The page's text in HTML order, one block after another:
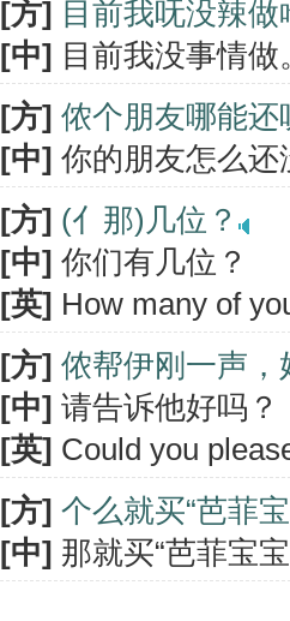
[方] 目前我呒没辣做
[中] 目前我没事情做
[方] 侬个朋友哪能还
[中] 你的朋友怎么还
[方] (亻那)几位？
[中] 你们有几位？
[英] How many of
[方] 侬帮伊刚一声，
[中] 请告诉他好吗？
[英] Could you
[方] 个么就买“芭菲
[中] 那就买“芭菲宝